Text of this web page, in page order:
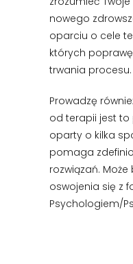
nowego
oparciu o cele
których
trwania procesu.
Prowadzę
od terapii jest to
oparty o kilka
pomaga
rozwiązań.
oswojenia się z
Psychologiem/